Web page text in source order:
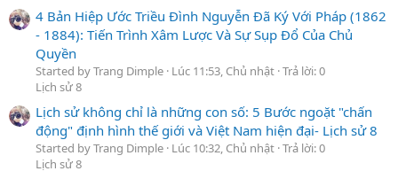
4 Bản Hiệp Ước Triều Đình Nguyễn Đã Ký Với Pháp (1862
- 1884): Tiến Trình Xâm Lược Và Sự Sụp Đổ Của Chủ
Quyền
Started by Trang Dimple Lúc 11:53, Chủ nhật Trả lời: 0
Lịch sử 8
Lịch sử không chỉ là những con số: 5 Bước ngoặt "chấn
động" định hình thế giới và Việt Nam hiện đại- Lịch sử 8
Started by Trang Dimple Lúc 10:32, Chủ nhật Trả lời: 0
Lịch sử 8